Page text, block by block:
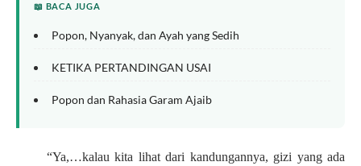
📖 BACA JUGA
Popon, Nyanyak, dan Ayah yang Sedih
KETIKA PERTANDINGAN USAI
Popon dan Rahasia Garam Ajaib
“Ya,…kalau kita lihat dari kandungannya, gizi yang ada